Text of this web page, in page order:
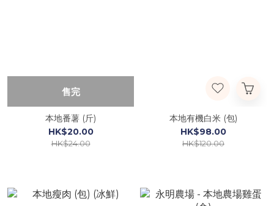
售完
本地番薯 (斤)
HK$20.00
HK$24.00
本地有機白米 (包)
HK$98.00
HK$120.00